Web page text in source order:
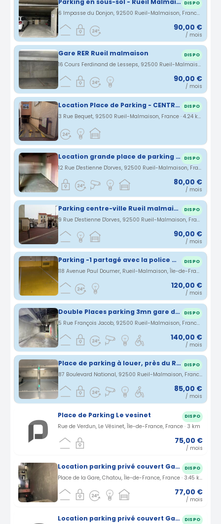
DISPO
6 Impasse du Donjon, 92500 Rueil-Malmaison, France · 4.09 km
90,00 €
/ mois
Gare RER Rueil malmaison DISPO
16 Cours Ferdinand de Lesseps, 92500 Rueil-Malmaison, France · 4.22 km
90,00 €
/ mois
Location Place de Parking - CENTRE - Rueil de Malmaison pendant mes vacances DISPO
3 Rue Bequet, 92500 Rueil-Malmaison, France · 4.24 km
Location grande place de parking sécurisée Rueil Malmaison DISPO
12 Rue D'estienne D'orves, 92500 Rueil-Malmaison, France · 4.29 km
80,00 €
/ mois
Parking centre-ville Rueil malmaison 92500 DISPO
9 Rue D'estienne D'orves, 92500 Rueil-Malmaison, France · 4.3 km
90,00 €
/ mois
Parking -1 partagé avec la police municipal Rueil DISPO
118 Avenue Paul Doumer, Rueil-Malmaison, Île-de-France, France · 4.45 km
120,00 €
/ mois
Double Places parking 3mn gare de Rueil-Malmaison DISPO
5 Rue François Jacob, 92500 Rueil-Malmaison, France · 4.61 km
140,00 €
/ mois
Place de parking à louer, près du RER A Rueil Malmaison et situé au E.leclerc Drive Rueil Malmaison DISPO
87 Boulevard National, 92500 Rueil-Malmaison, France · 4.96 km
85,00 €
/ mois
Place de Parking Le vesinet DISPO
Rue de Verdun, Le Vésinet, Île-de-France, France · 3 km
75,00 €
/ mois
Location parking privé couvert Gare de Chatou DISPO
Place de la Gare, Chatou, Île-de-France, France · 3.45 km
77,00 €
/ mois
Location parking privé couvert Gare de Chatou DISPO